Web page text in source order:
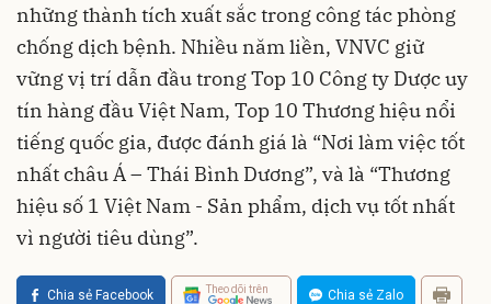
những thành tích xuất sắc trong công tác phòng
chống dịch bệnh. Nhiều năm liền, VNVC giữ
vững vị trí dẫn đầu trong Top 10 Công ty Dược uy
tín hàng đầu Việt Nam, Top 10 Thương hiệu nổi
tiếng quốc gia, được đánh giá là “Nơi làm việc tốt
nhất châu Á – Thái Bình Dương”, và là “Thương
hiệu số 1 Việt Nam - Sản phẩm, dịch vụ tốt nhất
vì người tiêu dùng”.
Chia sẻ Facebook Theo dõi trên Chia sẻ Zalo